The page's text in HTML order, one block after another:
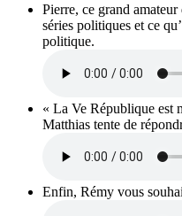
Pierre, ce grand amateur
séries politiques et ce
politique.
« La Ve République est
Matthias tente de
Enfin, Rémy vous